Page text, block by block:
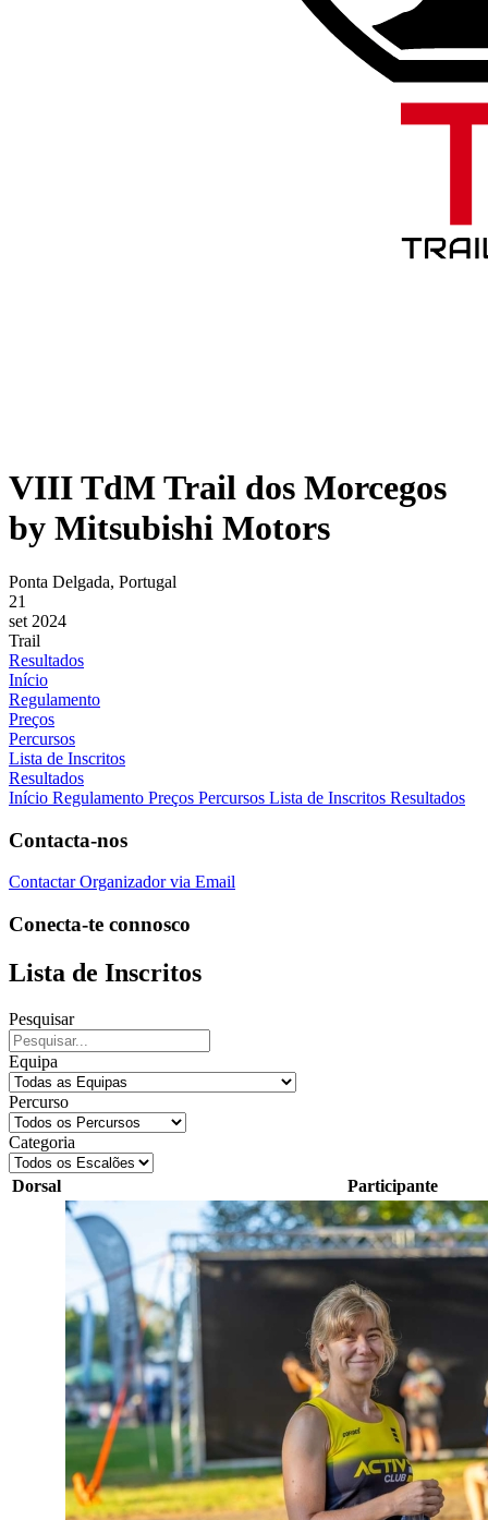
VIII TdM Trail dos Morcegos
by Mitsubishi Motors
Ponta Delgada, Portugal
21
set 2024
Trail
Resultados
Início
Regulamento
Preços
Percursos
Lista de Inscritos
Resultados
Início Regulamento Preços Percursos Lista de Inscritos Resultados
Contacta-nos
Contactar Organizador via Email
Conecta-te connosco
Lista de Inscritos
Pesquisar
Equipa
Percurso
Categoria
Dorsal Participante